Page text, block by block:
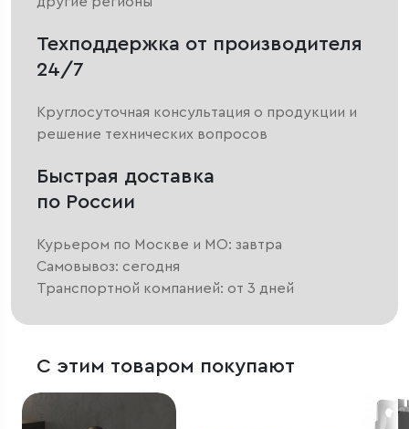
Техподдержка от производителя
24/7
Круглосуточная консультация о продукции и
решение технических вопросов
Быстрая доставка
по России
Курьером по Москве и МО: завтра
Самовывоз: сегодня
Транспортной компанией: от 3 дней
С этим товаром покупают